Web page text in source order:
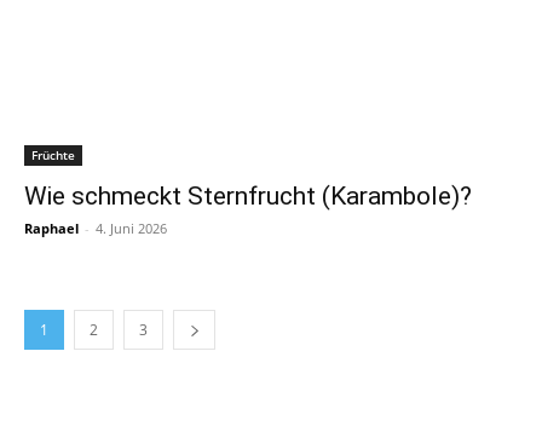
Früchte
Wie schmeckt Sternfrucht (Karambole)?
Raphael - 4. Juni 2026
1 2 3